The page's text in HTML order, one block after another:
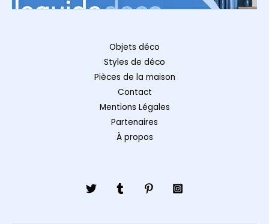
Objets déco
Styles de déco
Pièces de la maison
Contact
Mentions Légales
Partenaires
À propos